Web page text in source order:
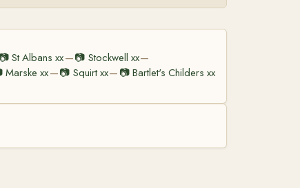
📷St Albans xx—📷 Stockwell xx—
Marske xx—📷 Squirt xx— 📷Bartlet's Childers xx